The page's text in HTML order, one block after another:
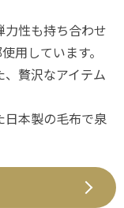
性も持ち合わせ
用しています。
、贅沢なアイテム
本製の毛布で泉